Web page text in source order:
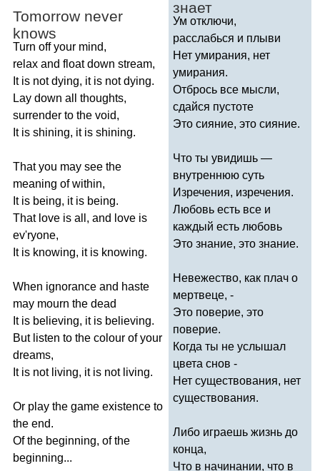
Tomorrow never
knows
Turn off your mind,
relax and float down stream,
It is not dying, it is not dying.
Lay down all thoughts,
surrender to the void,
It is shining, it is shining.
That you may see the
meaning of within,
It is being, it is being.
That love is all , and love is
ev'ryone,
It is knowing, it is knowing.
When ignorance and haste
may mourn the dead
It is believing, it is believing.
But listen to the colour of your
dreams,
It is not living, it is not living.
Or play the game existence to
the end.
Of the beginning, of the
beginning...
знает
Ум отключи,
расслабься и плыви
Нет умирания, нет
умирания.
Отбрось все мысли,
сдайся пустоте
Это сияние, это сияние.
Что ты увидишь —
внутреннюю суть
Изречения, изречения.
Любовь есть все и
каждый есть любовь
Это знание, это знание.
Невежество, как плач о
мертвеце, -
Это поверие, это
поверие.
Когда ты не услышал
цвета снов -
Нет существования, нет
существования.
Либо играешь жизнь до
конца,
Что в начинании, что в